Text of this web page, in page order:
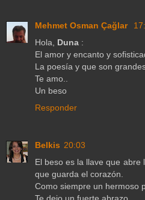
Mehmet Osman Çağlar
Hola, Duna :
El amor y encanto y
La poesía y que son
Te amo..
Un beso
Responder
Belkis 20:03
El beso es la llave que abre
que guarda el corazón.
Como siempre un hermoso